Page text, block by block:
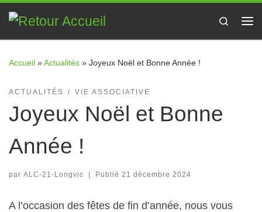
Passer au contenu
Search
Accueil »Actualités » Joyeux Noël et Bonne Année !
ACTUALITÉS VIE ASSOCIATIVE
Joyeux Noël et Bonne
Année !
par ALC-21-Longvic | Publié 21 décembre 2024
A l’occasion des fêtes de fin d’année, nous vous